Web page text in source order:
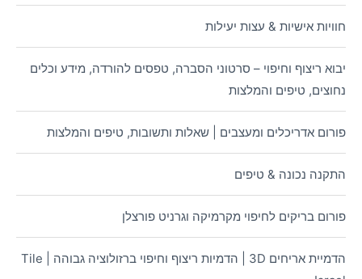
חוויות אישיות & עצות יעילות
יבוא ריצוף וחיפוי – סרטוני הסברה, טפסים להורדה, מידע וכלים
נחוצים, טיפים והמלצות
פורום אדריכלים ומעצבים | שאלות ותשובות, טיפים והמלצות
התקנה נכונה & טיפים
פורום בריקים לחיפוי מקרמיקה וגרניט פורצלן
הדמיית אריחים 3D | הדמיות ריצוף וחיפוי ברזולוציה גבוהה | Tile